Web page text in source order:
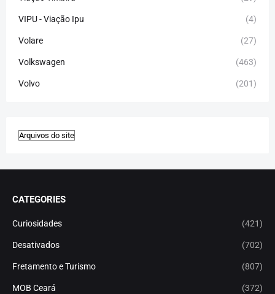
VIPU - Viação Ipu (4)
Volare (27)
Volkswagen (463)
Volvo (201)
CATEGORIES
Curiosidades (421)
Desativados (702)
Fretamento e Turismo (807)
MOB Ceará (372)